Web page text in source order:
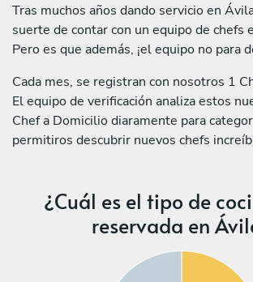
Tras muchos años dando servicio en
suerte de contar con un equipo de chefs
Pero es que además, ¡el equipo no para
Cada mes, se registran con nosotros 1
El equipo de verificación analiza estos
Chef a Domicilio diaramente para
permitiros descubrir nuevos chefs
¿Cuál es el tipo de
reservada en